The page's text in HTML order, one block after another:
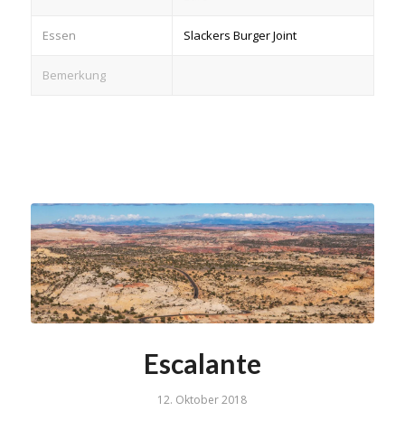
Essen Slackers Burger Joint
Bemerkung
Escalante
12. Oktober 2018